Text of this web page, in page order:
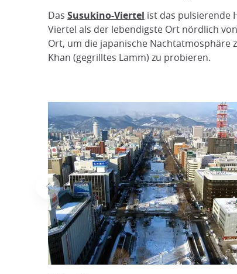
Das Susukino-Viertel ist das pulsierende
Viertel als der lebendigste Ort nördlich
Ort, um die japanische Nachtatmosphäre
Khan (gegrilltes Lamm) zu probieren.